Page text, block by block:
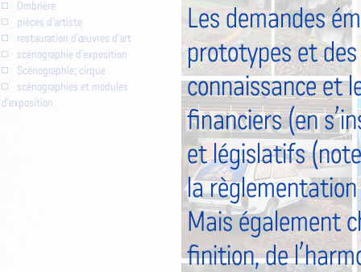
Les demandes
prototypes et
connaissance et
financiers (en
et législatifs
la
Mais également
finition, de
Ombrière
pièces d'artiste
restauration d'œuvres d'art
scénographie d'exposition
Scénographie; cirque
scénographies et modules
d'exposition